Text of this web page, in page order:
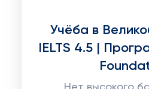
Учёба в
IELTS 4.5 |